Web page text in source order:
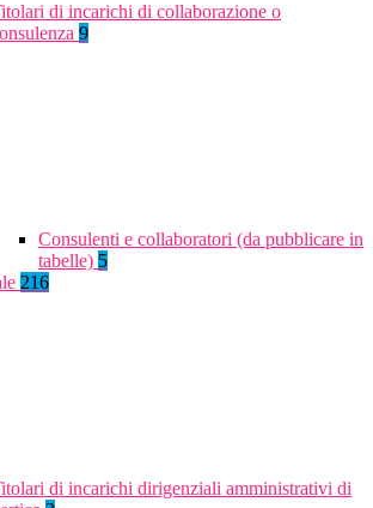
di incarichi di collaborazione o
9
Consulenti e collaboratori (da pubblicare in
tabelle) 5
216
di incarichi dirigenziali amministrativi di